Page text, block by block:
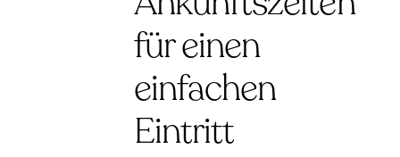
für einen
einfachen
Eintritt